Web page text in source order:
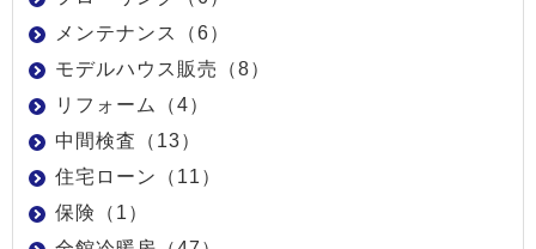
メンテナンス（6）
モデルハウス販売（8）
リフォーム（4）
中間検査（13）
住宅ローン（11）
保険（1）